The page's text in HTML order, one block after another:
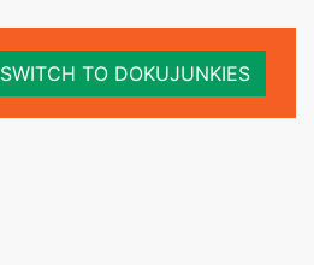
SWITCH TO DOKUJUNKIES